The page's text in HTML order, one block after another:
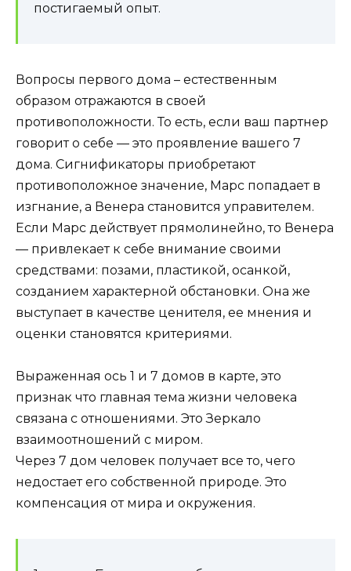
постигаемый опыт.
Вопросы первого дома – естественным
образом отражаются в своей
противоположности. То есть, если ваш партнер
говорит о себе — это проявление вашего 7
дома. Сигнификаторы приобретают
противоположное значение, Марс попадает в
изгнание, а Венера становится управителем.
Если Марс действует прямолинейно, то Венера
— привлекает к себе внимание своими
средствами: позами, пластикой, осанкой,
созданием характерной обстановки. Она же
выступает в качестве ценителя, ее мнения и
оценки становятся критериями.
Выраженная ось 1 и 7 домов в карте, это
признак что главная тема жизни человека
связана с отношениями. Это Зеркало
взаимоотношений с миром.
Через 7 дом человек получает все то, чего
недостает его собственной природе. Это
компенсация от мира и окружения.